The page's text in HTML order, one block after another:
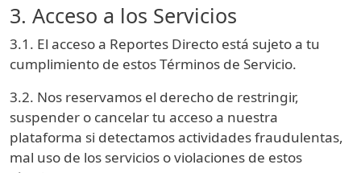
3. Acceso a los Servicios
3.1. El acceso a Reportes Directo está sujeto a tu
cumplimiento de estos Términos de Servicio.
3.2. Nos reservamos el derecho de restringir,
suspender o cancelar tu acceso a nuestra
plataforma si detectamos actividades fraudulentas,
mal uso de los servicios o violaciones de estos